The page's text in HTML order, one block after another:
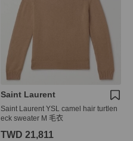
Saint Laurent
Saint Laurent YSL camel hair turtlen
eck sweater M 毛衣
TWD 21,811